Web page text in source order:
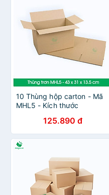
10 Thùng hộp carton - Mã
MHL5 - Kích thước
125.890 đ